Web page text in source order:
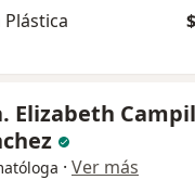
Elizabeth
· Ver más